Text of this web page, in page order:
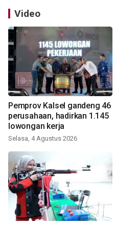
Video
Pemprov Kalsel gandeng 46
perusahaan, hadirkan 1.145
lowongan kerja
Selasa, 4 Agustus 2026